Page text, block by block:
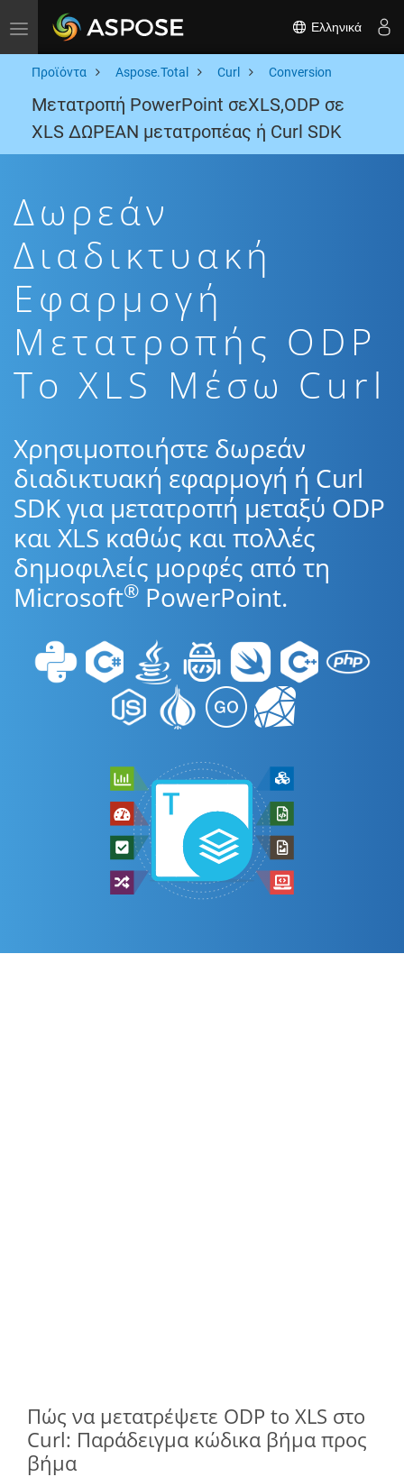
Toggle navigation Ελληνικά
Προϊόντα Aspose.Total Curl Conversion
Μετατροπή PowerPoint σεXLS,ODP σε
XLS ΔΩΡΕΑΝ μετατροπέας ή Curl SDK
Δωρεάν
Διαδικτυακή
Εφαρμογή
Μετατροπής ODP
To XLS Μέσω Curl
Χρησιμοποιήστε δωρεάν
διαδικτυακή εφαρμογή ή Curl
SDK για μετατροπή μεταξύ ODP
και XLS καθώς και πολλές
δημοφιλείς μορφές από τη
Microsoft® PowerPoint.
Πώς να μετατρέψετε ODP to XLS στο
Curl: Παράδειγμα κώδικα βήμα προς
βήμα